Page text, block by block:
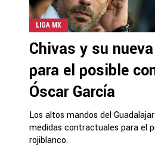
LIGA MX
Chivas y su
para el posible
Óscar García
Los altos mandos del
medidas contractuales para el
rojiblanco.